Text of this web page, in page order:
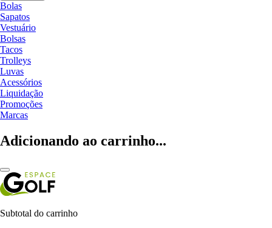
Bolas
Sapatos
Vestuário
Bolsas
Tacos
Trolleys
Luvas
Acessórios
Liquidação
Promoções
Marcas
Adicionando ao carrinho...
Subtotal do carrinho